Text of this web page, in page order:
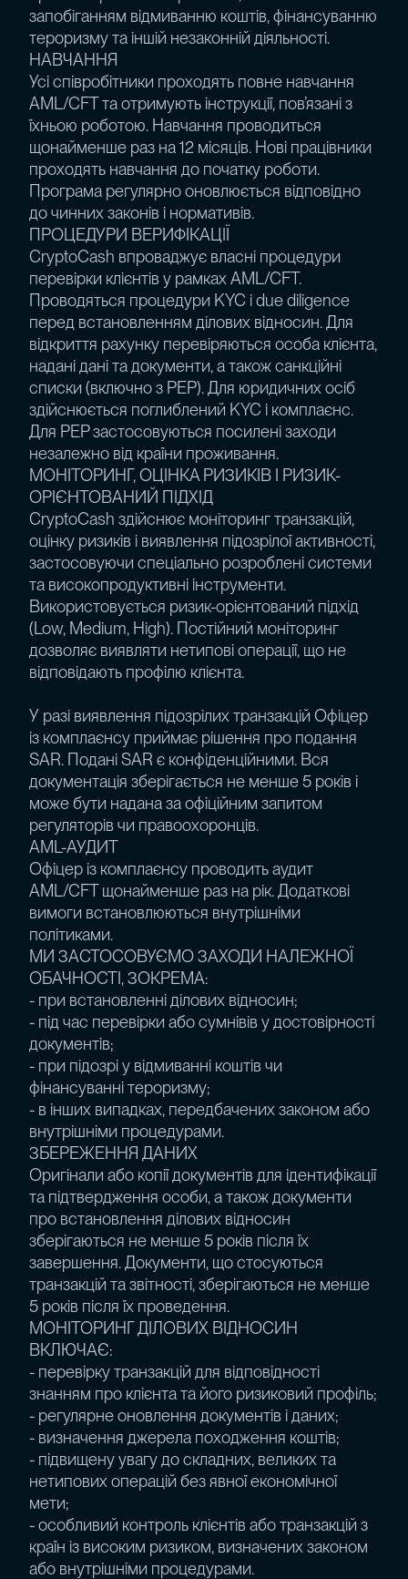
запобіганням відмиванню коштів, фінансуванню
тероризму та іншій незаконній діяльності.
НАВЧАННЯ
Усі співробітники проходять повне навчання
AML/CFT та отримують інструкції, пов’язані з
їхньою роботою. Навчання проводиться
щонайменше раз на 12 місяців. Нові працівники
проходять навчання до початку роботи.
Програма регулярно оновлюється відповідно
до чинних законів і нормативів.
ПРОЦЕДУРИ ВЕРИФІКАЦІЇ
CryptoCash впроваджує власні процедури
перевірки клієнтів у рамках AML/CFT.
Проводяться процедури KYC і due diligence
перед встановленням ділових відносин. Для
відкриття рахунку перевіряються особа клієнта,
надані дані та документи, а також санкційні
списки (включно з PEP). Для юридичних осіб
здійснюється поглиблений KYC і комплаєнс.
Для PEP застосовуються посилені заходи
незалежно від країни проживання.
МОНІТОРИНГ, ОЦІНКА РИЗИКІВ І РИЗИК-
ОРІЄНТОВАНИЙ ПІДХІД
CryptoCash здійснює моніторинг транзакцій,
оцінку ризиків і виявлення підозрілої активності,
застосовуючи спеціально розроблені системи
та високопродуктивні інструменти.
Використовується ризик-орієнтований підхід
(Low, Medium, High). Постійний моніторинг
дозволяє виявляти нетипові операції, що не
відповідають профілю клієнта.
У разі виявлення підозрілих транзакцій Офіцер
із комплаєнсу приймає рішення про подання
SAR. Подані SAR є конфіденційними. Вся
документація зберігається не менше 5 років і
може бути надана за офіційним запитом
регуляторів чи правоохоронців.
AML-АУДИТ
Офіцер із комплаєнсу проводить аудит
AML/CFT щонайменше раз на рік. Додаткові
вимоги встановлюються внутрішніми
політиками.
МИ ЗАСТОСОВУЄМО ЗАХОДИ НАЛЕЖНОЇ
ОБАЧНОСТІ, ЗОКРЕМА:
- при встановленні ділових відносин;
- під час перевірки або сумнівів у достовірності
документів;
- при підозрі у відмиванні коштів чи
фінансуванні тероризму;
- в інших випадках, передбачених законом або
внутрішніми процедурами.
ЗБЕРЕЖЕННЯ ДАНИХ
Оригінали або копії документів для ідентифікації
та підтвердження особи, а також документи
про встановлення ділових відносин
зберігаються не менше 5 років після їх
завершення. Документи, що стосуються
транзакцій та звітності, зберігаються не менше
5 років після їх проведення.
МОНІТОРИНГ ДІЛОВИХ ВІДНОСИН
ВКЛЮЧАЄ:
- перевірку транзакцій для відповідності
знанням про клієнта та його ризиковий профіль;
- регулярне оновлення документів і даних;
- визначення джерела походження коштів;
- підвищену увагу до складних, великих та
нетипових операцій без явної економічної
мети;
- особливий контроль клієнтів або транзакцій з
країн із високим ризиком, визначених законом
або внутрішніми процедурами.